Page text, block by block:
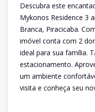
Descubra este
Mykonos Residence 3
Branca, Piracicaba.
imóvel conta com 2
ideal para sua família.
estacionamento.
um ambiente
visita e conheça seu